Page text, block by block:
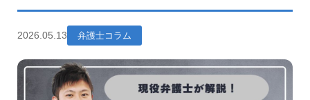
2026.05.13 弁護士コラム